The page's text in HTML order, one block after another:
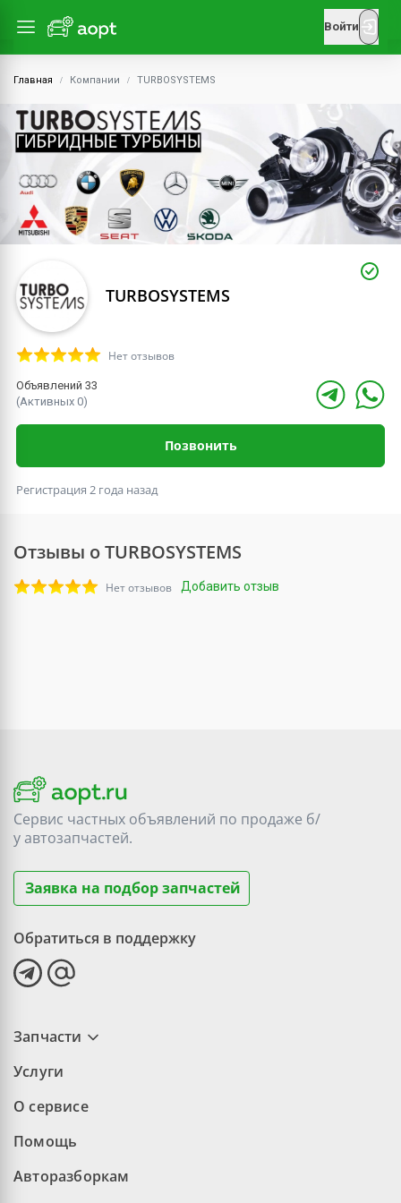
Войти
Главная Компании TURBOSYSTEMS
TURBOSYSTEMS
Нет отзывов
Объявлений 33
(Активных 0)
Позвонить
Регистрация 2 года назад
Отзывы о TURBOSYSTEMS
Нет отзывов Добавить отзыв
Сервис частных объявлений по продаже б/
уавтозапчастей.
Заявка на подбор запчастей
Обратиться в поддержку
Запчасти
Услуги
О сервисе
Помощь
Авторазборкам